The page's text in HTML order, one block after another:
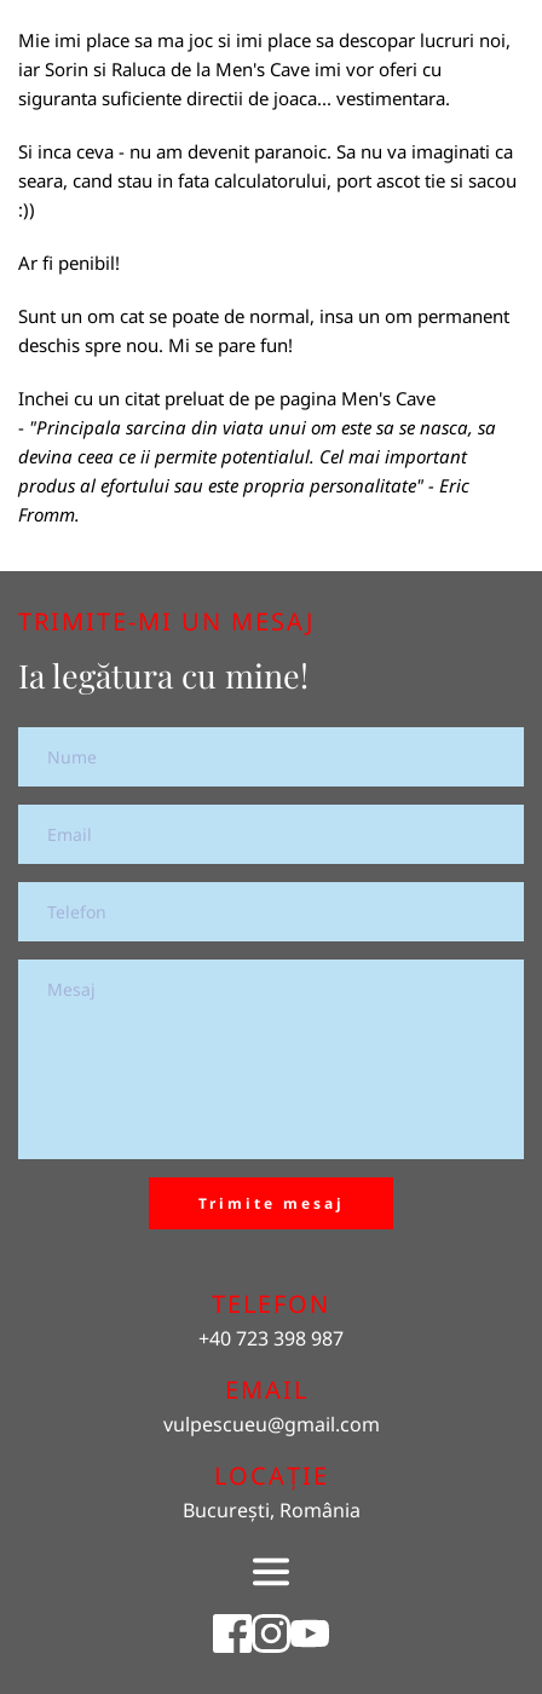
Mie imi place sa ma joc si imi place sa descopar lucruri noi,
iar Sorin si Raluca de la Men's Cave imi vor oferi cu
siguranta suficiente directii de joaca... vestimentara.
Si inca ceva - nu am devenit paranoic. Sa nu va imaginati ca
seara, cand stau in fata calculatorului, port ascot tie si sacou
:))
Ar fi penibil!
Sunt un om cat se poate de normal, insa un om permanent
deschis spre nou. Mi se pare fun!
Inchei cu un citat preluat de pe pagina Men's Cave
- "Principala sarcina din viata unui om este sa se nasca, sa
devina ceea ce ii permite potentialul. Cel mai important
produs al efortului sau este propria personalitate" - Eric
Fromm.
TRIMITE-MI UN MESAJ
Ia legătura cu mine!
Trimite mesaj
TELEFON
+40 723 398 987
EMAIL
vulpescueu@gmail.com
LOCAȚIE
București, România